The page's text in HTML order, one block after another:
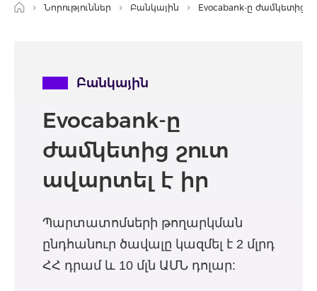
Նորություններ Բանկային Evocabank-ը
Բանկային
Evocabank-ը
ժամկետից շուտ
ավարտել է իր
տեղաբաշխումը
Պարտատոմսերի թողարկման
ընդհանուր ծավալը կազմել է 2 մլրդ
ՀՀ դրամ և 10 մլն ԱՄՆ դոլար: